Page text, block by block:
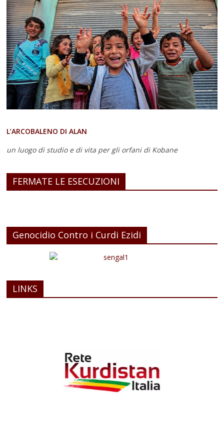
L’ARCOBALENO DI ALAN
un luogo di studio e di vita per gli orfani di Kobane
FERMATE LE ESECUZIONI
Genocidio Contro i Curdi Ezidi
LINKS